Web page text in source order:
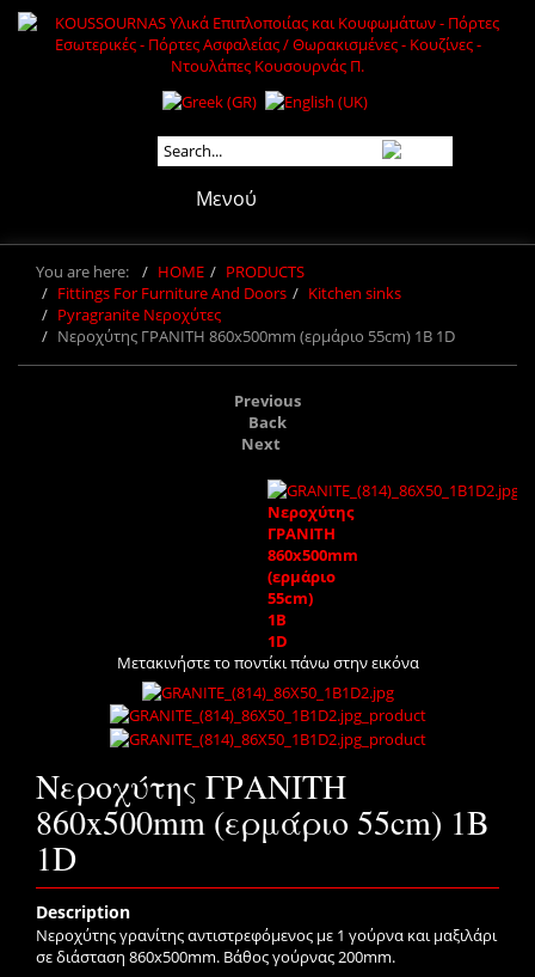
Μενού
You are here: HOME
PRODUCTS
Fittings For Furniture And Doors
Kitchen sinks
Pyragranite Νεροχύτες
Νεροχύτης ΓΡΑΝΙΤΗ 860x500mm (ερμάριο 55cm) 1B 1D
Previous
Back
Next
Νεροχύτης
ΓΡΑΝΙΤΗ
860x500mm
(ερμάριο
55cm)
1B
1D
Μετακινήστε το ποντίκι πάνω στην εικόνα
Νεροχύτης ΓΡΑΝΙΤΗ
860x500mm (ερμάριο 55cm) 1B
1D
Description
Νεροχύτης γρανίτης αντιστρεφόμενος με 1 γούρνα και μαξιλάρι
σε διάσταση 860x500mm. Βάθος γούρνας 200mm.